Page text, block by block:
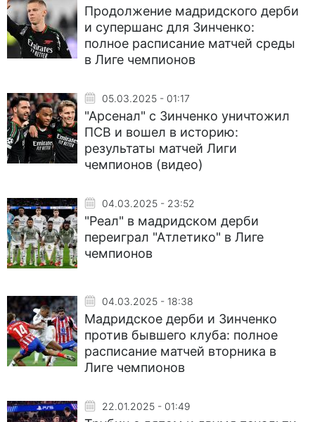
Продолжение мадридского дерби
и супершанс для Зинченко:
полное расписание матчей среды
в Лиге чемпионов
05.03.2025 - 01:17
"Арсенал" с Зинченко уничтожил
ПСВ и вошел в историю:
результаты матчей Лиги
чемпионов (видео)
04.03.2025 - 23:52
"Реал" в мадридском дерби
переиграл "Атлетико" в Лиге
чемпионов
04.03.2025 - 18:38
Мадридское дерби и Зинченко
против бывшего клуба: полное
расписание матчей вторника в
Лиге чемпионов
22.01.2025 - 01:49